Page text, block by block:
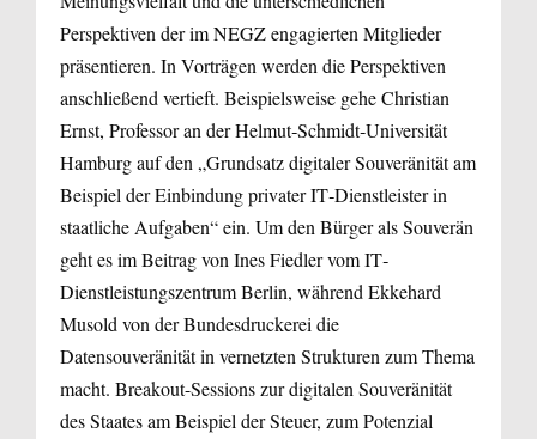
Perspektiven der im NEGZ engagierten Mitglieder
präsentieren. In Vorträgen werden die Perspektiven
anschließend vertieft. Beispielsweise gehe Christian
Ernst, Professor an der Helmut‐Schmidt‐Universität
Hamburg auf den „Grundsatz digitaler Souveränität am
Beispiel der Einbindung privater IT‐Dienstleister in
staatliche Aufgaben“ ein. Um den Bürger als Souverän
geht es im Beitrag von Ines Fiedler vom IT‐
Dienstleistungszentrum Berlin, während Ekkehard
Musold von der Bundesdruckerei die
Datensouveränität in vernetzten Strukturen zum Thema
macht. Breakout-Sessions zur digitalen Souveränität
des Staates am Beispiel der Steuer, zum Potenzial